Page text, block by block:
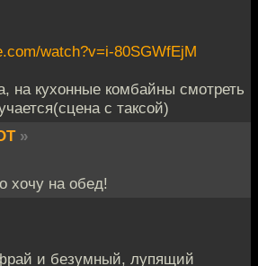
watch?v=i-80SGWfEjM
на кухонные комбайны смотреть
с таксой)
»
хочу на обед!
и безумный, лупящий